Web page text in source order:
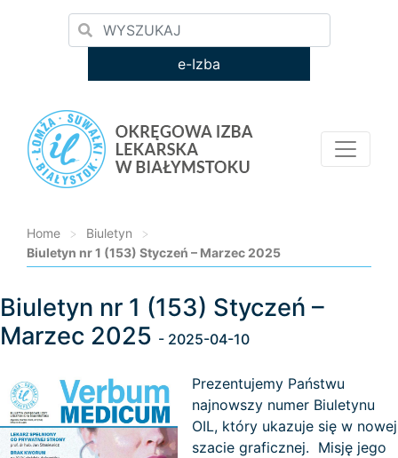
e-Izba
Home > Biuletyn
>
Biuletyn nr 1 (153) Styczeń – Marzec 2025
Loading...
Biuletyn nr 1 (153) Styczeń –
Marzec 2025 - 2025-04-10
Prezentujemy Państwu
najnowszy numer Biuletynu
OIL, który ukazuje się w nowej
szacie graficznej. Misję jego